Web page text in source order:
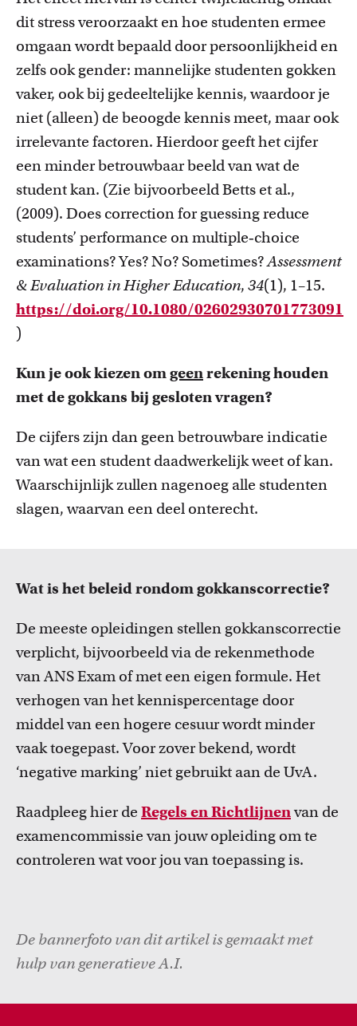
dit stress veroorzaakt en hoe studenten ermee
omgaan wordt bepaald door persoonlijkheid en
zelfs ook gender: mannelijke studenten gokken
vaker, ook bij gedeeltelijke kennis, waardoor je
niet (alleen) de beoogde kennis meet, maar ook
irrelevante factoren. Hierdoor geeft het cijfer
een minder betrouwbaar beeld van wat de
student kan. (Zie bijvoorbeeld Betts et al.,
(2009). Does correction for guessing reduce
students’ performance on multiple‐choice
examinations? Yes? No? Sometimes?Assessment
& Evaluation in Higher Education, 34(1), 1–15.
https://doi.org/10.1080/02602930701773091
)
Kun je ook kiezen omgeenrekening houden
met de gokkans bij gesloten vragen?
De cijfers zijn dan geen betrouwbare indicatie
van wat een student daadwerkelijk weet of kan.
Waarschijnlijk zullen nagenoeg alle studenten
slagen, waarvan een deel onterecht.
Wat is het beleid rondom gokkanscorrectie?
De meeste opleidingen stellen gokkanscorrectie
verplicht, bijvoorbeeld via de rekenmethode
van ANS Exam of met een eigen formule. Het
verhogen van het kennispercentage door
middel van een hogere cesuur wordt minder
vaak toegepast. Voor zover bekend, wordt
‘negative marking’ niet gebruikt aan de UvA.
Raadpleeg hier de Regels en Richtlijnenvan de
examencommissie van jouw opleiding om te
controleren wat voor jou van toepassing is.
De bannerfoto van dit artikel is gemaakt met
hulp van generatieve A.I.